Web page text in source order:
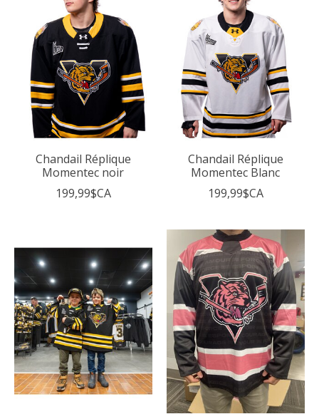
Chandail Réplique
Momentec noir
199,99$CA
Chandail Réplique
Momentec Blanc
199,99$CA